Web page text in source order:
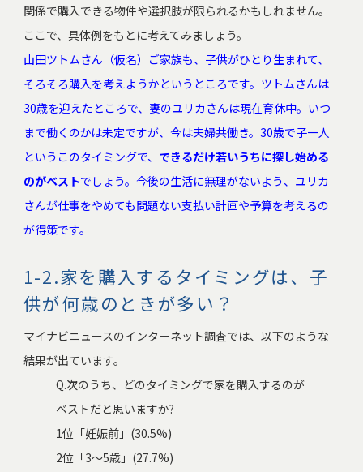
関係で購入できる物件や選択肢が限られるかもしれません。
ここで、具体例をもとに考えてみましょう。
山田ツトムさん（仮名）ご家族も、子供がひとり生まれて、
そろそろ購入を考えようかというところです。ツトムさんは
30歳を迎えたところで、妻のユリカさんは現在育休中。いつ
まで働くのかは未定ですが、 今は夫婦共働き。30歳で子一人
というこのタイミングで、 できるだけ若いうちに探し始める
のがベストでしょう。今後の生活に無理がないよう、ユリカ
さんが仕事をやめても問題ない支払い計画や予算を考えるの
が得策です。
1-2.家を購入するタイミングは、子
供が何歳のときが多い？
マイナビニュースのインターネット調査では、以下のような
結果が出ています。
Q.次のうち、どのタイミングで家を購入するのが
ベストだと思いますか?
1位「妊娠前」(30.5%)
2位「3～5歳」(27.7%)